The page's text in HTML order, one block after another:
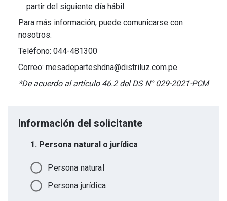
partir del siguiente día hábil.
Para más información, puede comunicarse con
nosotros:
Teléfono: 044-481300
Correo: mesadeparteshdna@distriluz.com.pe
*De acuerdo al artículo 46.2 del DS N° 029-2021-PCM
Información del solicitante
1. Persona natural o jurídica
Persona natural
Persona jurídica